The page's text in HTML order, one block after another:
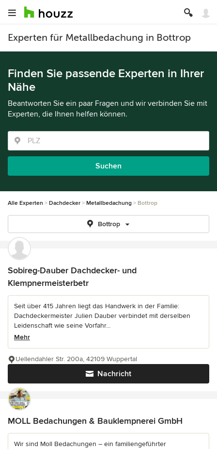
Experten für Metallbedachung in Bottrop
Finden Sie passende Experten in Ihrer
Nähe
Beantworten Sie ein paar Fragen und wir verbinden Sie mit
Experten, die Ihnen helfen können.
Suchen
Alle Experten Dachdecker Metallbedachung Bottrop
Bottrop
Sobireg-Dauber Dachdecker- und
Klempnermeisterbetr
Seit über 415 Jahren liegt das Handwerk in der Familie:
Dachdeckermeister Julien Dauber verbindet mit derselben
Leidenschaft wie seine Vorfahr...
Mehr
Nachricht
Uellendahler Str. 200a, 42109 Wuppertal
MOLL Bedachungen & Bauklempnerei GmbH
Wir sind Moll Bedachungen – ein familiengeführter